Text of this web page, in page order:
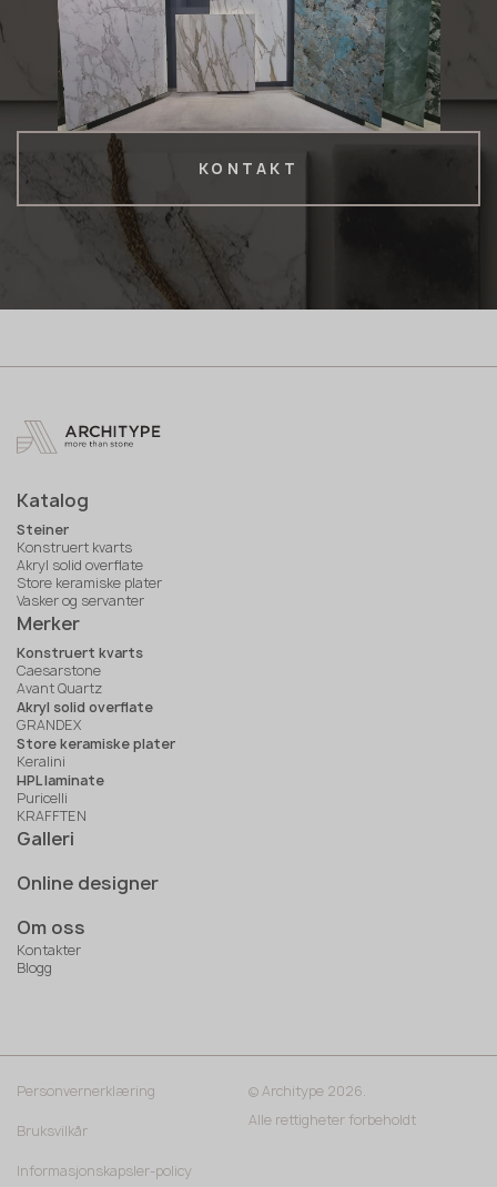
KONTAKT
Katalog
Steiner
Konstruert kvarts
Akryl solid overflate
Store keramiske plater
Vasker og servanter
Merker
Konstruert kvarts
Caesarstone
Avant Quartz
Akryl solid overflate
GRANDEX
Store keramiske plater
Keralini
HPL laminate
Puricelli
KRAFFTEN
Galleri
Online designer
Om oss
Kontakter
Blogg
© Architype 2026.
Alle rettigheter forbeholdt
Personvernerklæring
Bruksvilkår
Informasjonskapsler-policy